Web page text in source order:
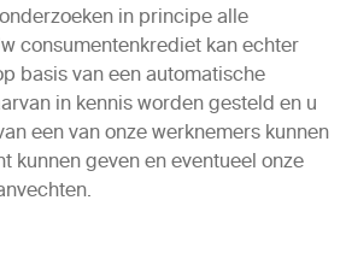
in principe alle
consumentenkrediet kan echter
basis van een automatische
in kennis worden gesteld en u
een van onze werknemers kunnen
kunnen geven en eventueel onze